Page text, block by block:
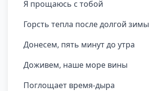
Я прощаюсь с тобой
Горсть тепла после долгой зимы
Донесем, пять минут до утра
Доживем, наше море вины
Поглощает время-дыра